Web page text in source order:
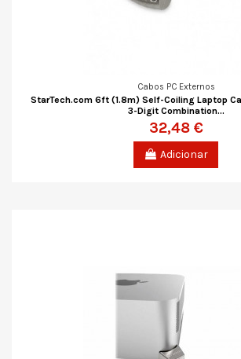
Cabos PC Externos
StarTech.com 6ft (1.8m) Self-Coiling Laptop
3-Digit Combination...
32,48 €
Adicionar